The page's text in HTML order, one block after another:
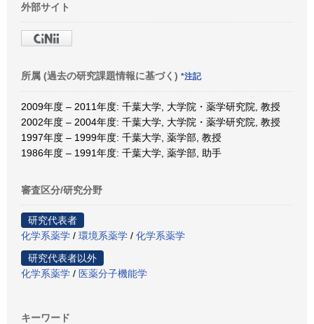
外部サイト
所属 (過去の研究課題情報に基づく) *注記
2009年度 – 2011年度: 千葉大学, 大学院・薬学研究院, 教授
2002年度 – 2004年度: 千葉大学, 大学院・薬学研究院, 教授
1997年度 – 1999年度: 千葉大学, 薬学部, 教授
1986年度 – 1991年度: 千葉大学, 薬学部, 助手
審査区分/研究分野
研究代表者
化学系薬学 / 環境系薬学 / 化学系薬学
研究代表者以外
化学系薬学 / 医薬分子機能学
キーワード